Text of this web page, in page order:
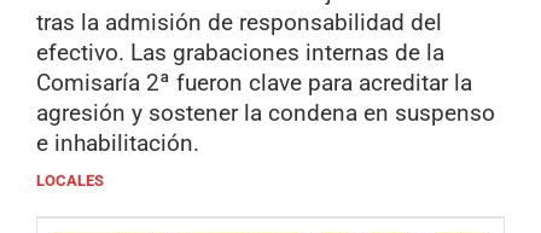
tras la admisión de responsabilidad del
efectivo. Las grabaciones internas de la
Comisaría 2ª fueron clave para acreditar la
agresión y sostener la condena en suspenso
e inhabilitación.
LOCALES